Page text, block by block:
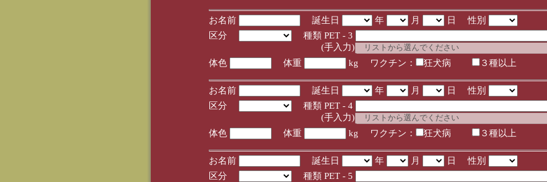
お名前 誕生日 年 月
日 性別
区分
種類 PET - 3
(手入力)
体色
体重 kg ワクチン： 狂犬病 ３種以上
お名前 誕生日 年 月
日 性別
区分
種類 PET - 4
(手入力)
体色
体重 kg ワクチン： 狂犬病 ３種以上
お名前 誕生日 年 月
日 性別
区分
種類 PET - 5